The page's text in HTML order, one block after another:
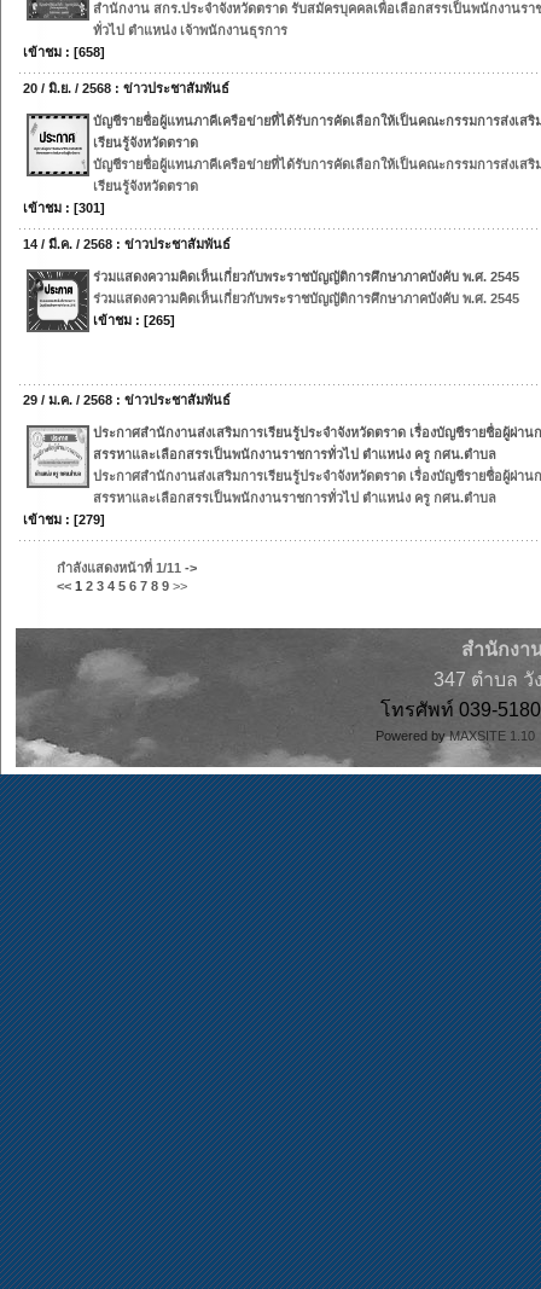
สำนักงาน สกร.ประจำจังหวัดตราด รับสมัครบุคคลเพื่อเลือกสรรเป็นพนักงานรา
ทั่วไป ตำแหน่ง เจ้าพนักงานธุรการ
เข้าชม : [658]
20 / มิ.ย. / 2568 : ข่าวประชาสัมพันธ์
บัญชีรายชื่อผู้แทนภาคีเครือข่ายที่ได้รับการคัดเลือกให้เป็นคณะกรรมการส่งเสริ
เรียนรู้จังหวัดตราด
บัญชีรายชื่อผู้แทนภาคีเครือข่ายที่ได้รับการคัดเลือกให้เป็นคณะกรรมการส่งเสริ
เรียนรู้จังหวัดตราด
เข้าชม : [301]
14 / มี.ค. / 2568 : ข่าวประชาสัมพันธ์
ร่วมแสดงความคิดเห็นเกี่ยวกับพระราชบัญญัติการศึกษาภาคบังคับ พ.ศ. 2545
ร่วมแสดงความคิดเห็นเกี่ยวกับพระราชบัญญัติการศึกษาภาคบังคับ พ.ศ. 2545
เข้าชม : [265]
29 / ม.ค. / 2568 : ข่าวประชาสัมพันธ์
ประกาศสำนักงานส่งเสริมการเรียนรู้ประจำจังหวัดตราด เรื่องบัญชีรายชื่อผู้ผ่าน
สรรหาและเลือกสรรเป็นพนักงานราชการทั่วไป ตำแหน่ง ครู กศน.ตำบล
ประกาศสำนักงานส่งเสริมการเรียนรู้ประจำจังหวัดตราด เรื่องบัญชีรายชื่อผู้ผ่าน
สรรหาและเลือกสรรเป็นพนักงานราชการทั่วไป ตำแหน่ง ครู กศน.ตำบล
เข้าชม : [279]
กำลังแสดงหน้าที่ 1/11 ->
<< 1 2 3 4 5 6 7 8 9 >>
สำนักงา
347 ตำบล วั
โทรศัพท์ 039-
Powered by MAXSITE